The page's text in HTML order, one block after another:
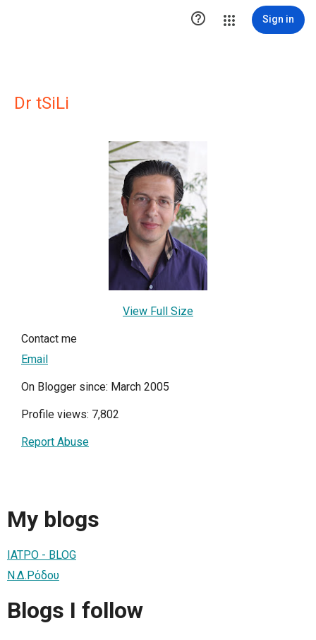
 Sign in
Dr tSiLi
View Full Size
Contact me
Email
On Blogger since: March 2005
Profile views: 7,802
Report Abuse
My blogs
IATPO - BLOG
Ν.Δ.Ρόδου
Blogs I follow